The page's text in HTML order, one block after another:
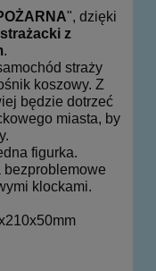
", dzięki
z
.
straży
koszowy. Z
będzie dotrzeć
miasta, by
figurka.
bezproblemowe
klockami.